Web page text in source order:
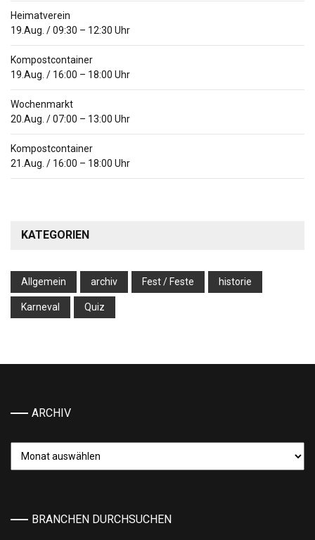
Heimatverein
19.Aug. /09:30 – 12:30 Uhr
Kompostcontainer
19.Aug. / 16:00 – 18:00 Uhr
Wochenmarkt
20.Aug. /07:00 – 13:00 Uhr
Kompostcontainer
21.Aug. / 16:00 – 18:00 Uhr
KATEGORIEN
Allgemein archiv Fest / Feste historie
Karneval Quiz
ARCHIV
BRANCHEN DURCHSUCHEN